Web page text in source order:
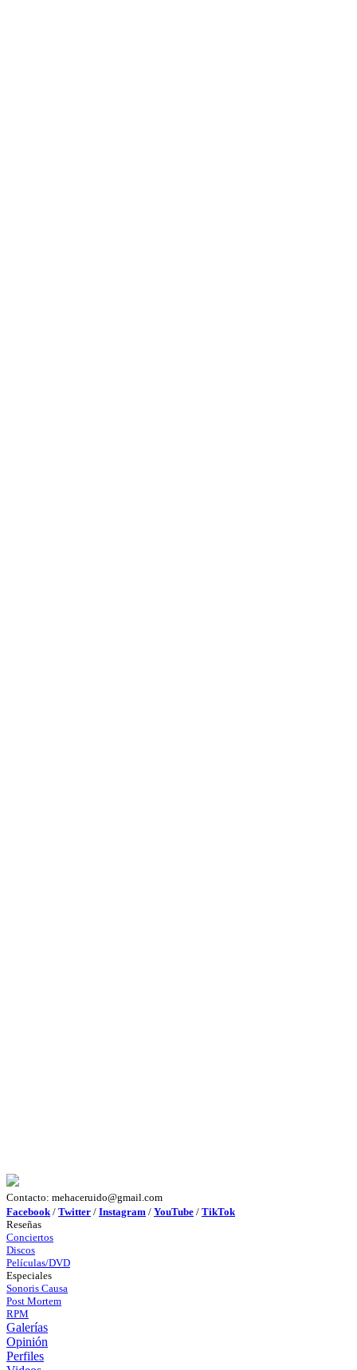
Contacto: mehaceruido@gmail.com
Facebook/ Twitter / Instagram / YouTube / TikTok
Reseñas
Conciertos
Discos
Películas/DVD
Especiales
Sonoris Causa
Post Mortem
RPM
Galerías
Opinión
Perfiles